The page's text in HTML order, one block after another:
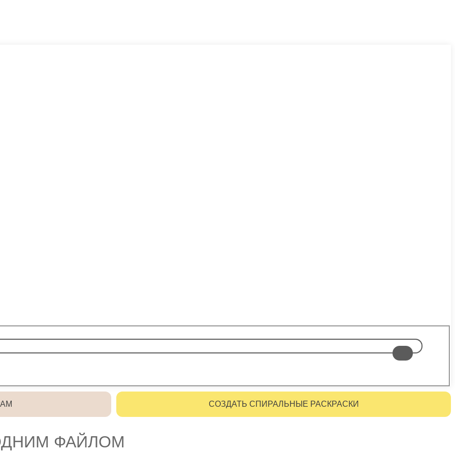
СОЗДАТЬ СПИРАЛЬНЫЕ РАСКРАСКИ
ФАЙЛОМ